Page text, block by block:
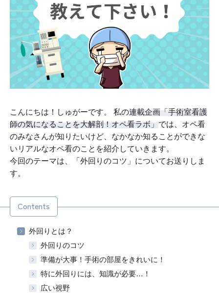
こんにちは！しゅがーです。 私の連載企画「手術室看護
師の気になることを大解剖！オペ看ラボ」 では、オペ看
のみなさんが知りたいけど、なかなか知ることができな
いリアルなオペ看のことを紹介していきます。
今回のテーマは、「外回りのコツ」についてお送りしま
す。
Contents
外回りとは？
外回りのコツ
準備が大事！手術の部屋をきれいに！
特に外回りには、知識が必要…！
広い視野